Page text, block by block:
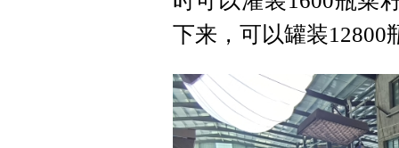
下来，可以罐装12800